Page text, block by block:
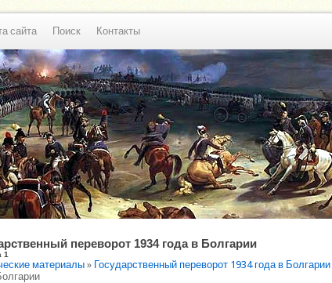
сайта Поиск Контакты
переворот 1934 года в Болгарии
1
материалы» Государственный переворот 1934 года в Болгарии